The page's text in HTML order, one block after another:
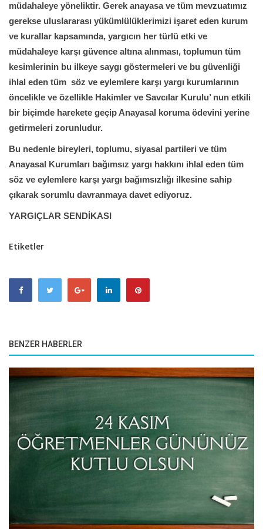
müdahaleye yöneliktir. Gerek anayasa ve tüm mevzuatımız
gerekse uluslararası yükümlülüklerimizi işaret eden kurum
ve kurallar kapsamında, yargıcın her türlü etki ve
müdahaleye karşı güvence altına alınması, toplumun tüm
kesimlerinin bu ilkeye saygı göstermeleri ve bu güvenliği
ihlal eden tüm söz ve eylemlere karşı yargı kurumlarının
öncelikle ve özellikle Hakimler ve Savcılar Kurulu’ nun etkili
bir biçimde harekete geçip Anayasal koruma ödevini yerine
getirmeleri zorunludur.
Bu nedenle bireyleri, toplumu, siyasal partileri ve tüm
Anayasal Kurumları bağımsız yargı hakkını ihlal eden tüm
söz ve eylemlere karşı yargı bağımsızlığı ilkesine sahip
çıkarak sorumlu davranmaya davet ediyoruz.
YARGIÇLAR SENDİKASI
Etiketler
BENZER HABERLER